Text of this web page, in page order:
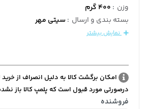
وزن : 400 گرم
بسته بندی و ارسال :سیتی مهر
نمایش بیشتر
امکان برگشت کالا به دلیل انصراف از خرید
درصورتی مورد قبول است که پلمپ کالا باز
فروشنده